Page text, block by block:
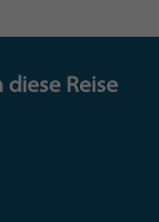
Reise